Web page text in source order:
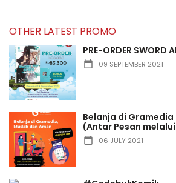
OTHER LATEST PROMO
PRE-ORDER SWORD
09 SEPTEMBER 2021
Belanja di
(Antar Pesan
06 JULY 2021